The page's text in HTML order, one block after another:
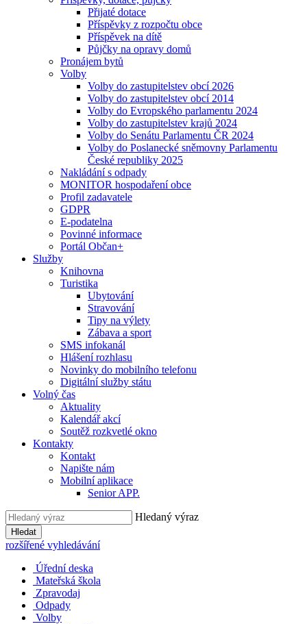
Přijaté dotace
Příspěvky z rozpočtu obce
Příspěvek na dítě
Půjčky na opravy domů
Pronájem bytů
Volby
Volby do zastupitelstev obcí 2026
Volby do zastupitelstev obcí 2014
Volby do Evropského parlamentu 2024
Volby do zastupitelstev krajů 2024
Volby do Senátu Parlamentu ČR 2024
Volby do Poslanecké sněmovny Parlamentu
České republiky 2025
Nakládání s odpady
MONITOR hospodaření obce
Profil zadavatele
GDPR
E-podatelna
Povinné informace
Portál Občan+
Služby
Knihovna
Turistika
Ubytování
Stravování
Tipy na výlety
Zábava a sport
SMS infokanál
Hlášení rozhlasu
Novinky do mobilního telefonu
Digitální služby státu
Volný čas
Aktuality
Kalendář akcí
Soutěž rozkvetlé okno
Kontakty
Kontakt
Napište nám
Mobilní aplikace
Senior APP.
Hledaný výraz
Hledat
rozšířené vyhledávání
Úřední deska
Mateřská škola
Zpravodaj
Odpady
Volby